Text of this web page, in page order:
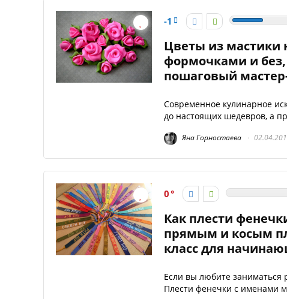
-1
Цветы из мастики
формочками и без,
пошаговый
Современное кулинарное
до настоящих шедевров, а
Яна Горностаева
0
Как плести
прямым и косым
класс для
Если вы любите заниматься
Плести фенечки с именами